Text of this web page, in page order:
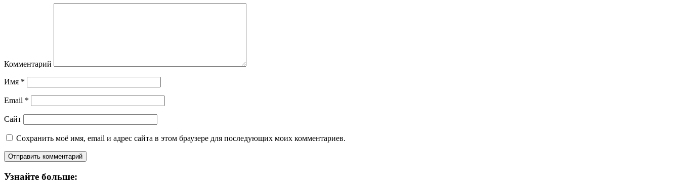
Комментарий
Имя *
Email *
Сайт
Сохранить моё имя, email и адрес сайта в этом браузере для последующих моих комментариев.
Узнайте больше: